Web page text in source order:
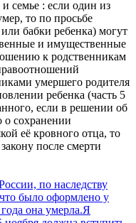
семье : если один из
то по просьбе
бабки ребенка) могут
и имущественные
к родственникам
умершего родителя
ребенка (часть 5
если в решении об
о сохранении
её кровного отца, то
после смерти
по наследству
было оформлено у
она умерла.Я